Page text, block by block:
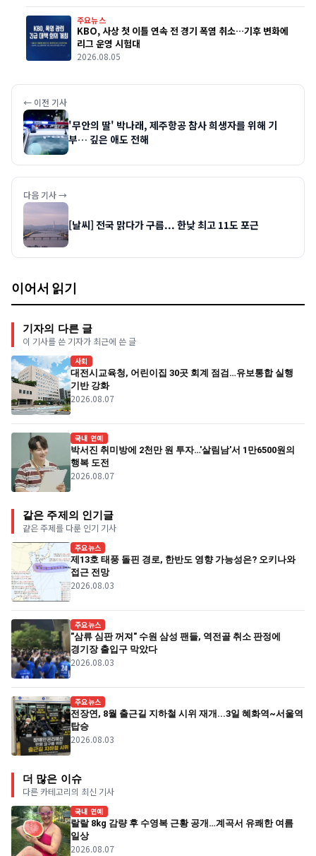
주요뉴스
KBO, 사상 첫 이틀 연속 전 경기 폭염 취소…기후 변화에
리그 운영 시험대
2026.08.05
← 이전 기사
'무안의 딸' 박나래, 제주항공 참사 희생자를 위해 기
부… 깊은 애도 전해
다음 기사 →
[날씨] 전국 맑다가 구름... 한낮 최고 11도 포근
이어서 읽기
기자의 다른 글
이 기사를 쓴 기자가 최근에 쓴 글
사회
대전시교육청, 어린이집 30곳 회계 점검…유보통합 실행
기반 강화
2026.08.07
국내 연예
박서진 취미방에 2천만 원 투자…'살림남'서 1만6500원의
행복 도전
2026.08.07
같은 주제의 인기글
같은 주제를 다룬 인기 기사
주요뉴스
제13호 태풍 돌핀 경로, 한반도 영향 가능성은? 오키나와
접근 전망
2026.08.03
주요뉴스
"삼류 심판 꺼져" 수원 삼성 팬들, 역전골 취소 판정에
경기장 출입구 막았다
2026.08.03
주요뉴스
전장연, 8월 출근길 지하철 시위 재개...3일 혜화역~서울역
탑승
2026.08.03
더 많은 이슈
다른 카테고리의 최신 기사
국내 연예
랄랄 8kg 감량 후 수영복 근황 공개…계곡서 유쾌한 여름
일상
2026.08.07